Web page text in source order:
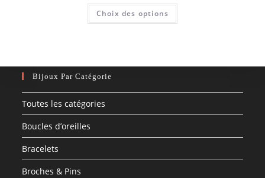
Choix des options
Ce
a
peuvent
sur
du
Bijoux Par Catégorie
Toutes les catégories
Boucles d’oreilles
Bracelets
Broches & Pins